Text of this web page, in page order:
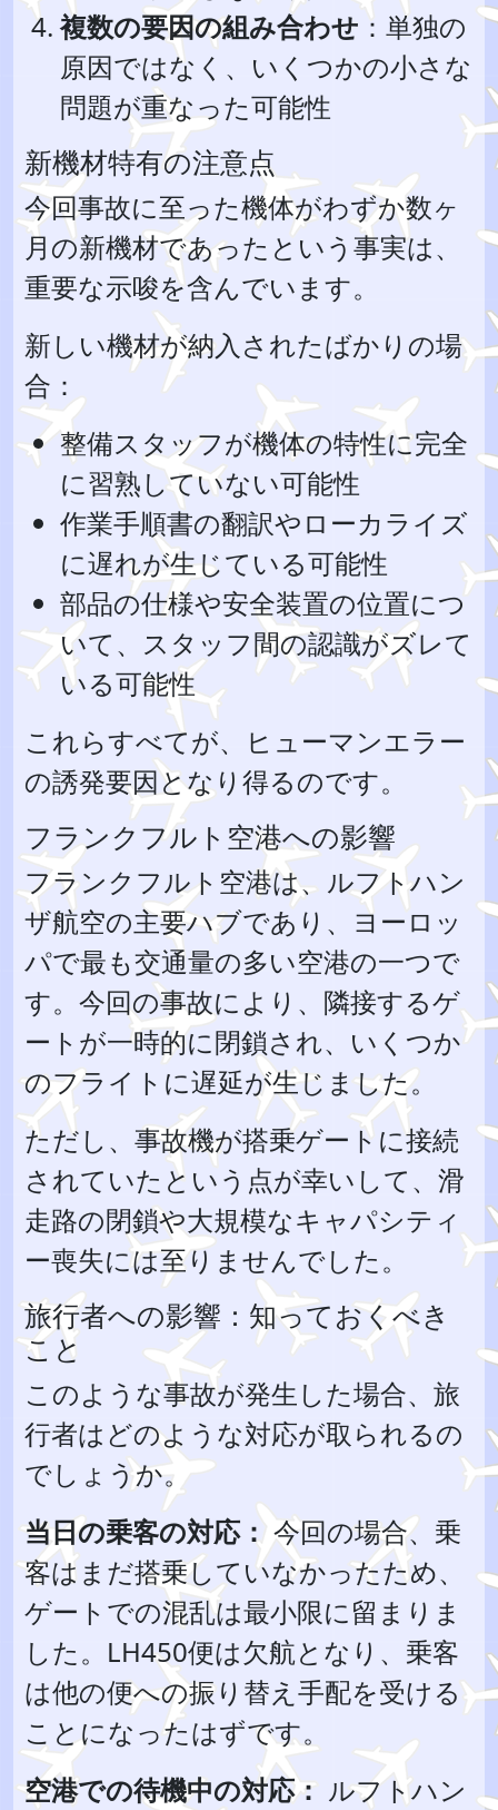
複数の要因の組み合わせ ：単独の
原因ではなく、いくつかの小さな
問題が重なった可能性
新機材特有の注意点
今回事故に至った機体がわずか数ヶ
月の新機材であったという事実は、
重要な示唆を含んでいます。
新しい機材が納入されたばかりの場
合：
整備スタッフが機体の特性に完全
に習熟していない可能性
作業手順書の翻訳やローカライズ
に遅れが生じている可能性
部品の仕様や安全装置の位置につ
いて、スタッフ間の認識がズレて
いる可能性
これらすべてが、ヒューマンエラー
の誘発要因となり得るのです。
フランクフルト空港への影響
フランクフルト空港は、ルフトハン
ザ航空の主要ハブであり、ヨーロッ
パで最も交通量の多い空港の一つで
す。今回の事故により、隣接するゲ
ートが一時的に閉鎖され、いくつか
のフライトに遅延が生じました。
ただし、事故機が搭乗ゲートに接続
されていたという点が幸いして、滑
走路の閉鎖や大規模なキャパシティ
ー喪失には至りませんでした。
旅行者への影響：知っておくべき
こと
このような事故が発生した場合、旅
行者はどのような対応が取られるの
でしょうか。
当日の乗客の対応： 今回の場合、乗
客はまだ搭乗していなかったため、
ゲートでの混乱は最小限に留まりま
した。LH450便は欠航となり、乗客
は他の便への振り替え手配を受ける
ことになったはずです。
空港での待機中の対応： ルフトハン